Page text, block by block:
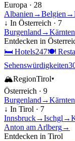
Europa · 28
Albanien →Belgien →
↓ In Österreich · 7
Burgenland →Kärnten
Entdecken in
🛏 Hotels247🍽
Sehenswürdigkeiten
🏔RegionTirol▾
Österreich · 9
Burgenland →Kärnten
↓ In Tirol · 7
Innsbruck→Ischgl →
Anton am Arlberg→
Entdecken in Tirol